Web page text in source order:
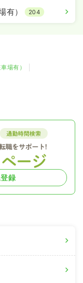
有） 204
場有）
録